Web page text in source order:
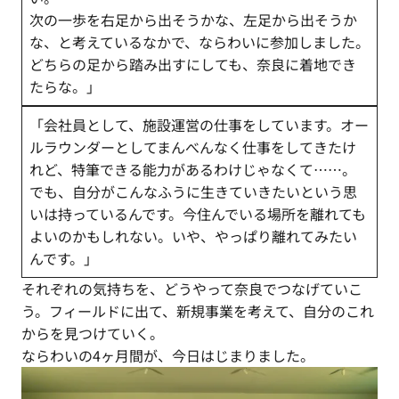
次の一歩を右足から出そうかな、左足から出そうか
な、と考えているなかで、ならわいに参加しました。
どちらの足から踏み出すにしても、奈良に着地でき
たらな。」
「会社員として、施設運営の仕事をしています。オー
ルラウンダーとしてまんべんなく仕事をしてきたけ
れど、特筆できる能力があるわけじゃなくて……。
でも、自分がこんなふうに生きていきたいという思
いは持っているんです。今住んでいる場所を離れても
よいのかもしれない。いや、やっぱり離れてみたい
んです。」
それぞれの気持ちを、どうやって奈良でつなげていこ
う。フィールドに出て、新規事業を考えて、自分のこれ
からを見つけていく。
ならわいの4ヶ月間が、今日はじまりました。